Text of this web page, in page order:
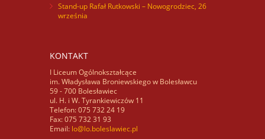
Stand-up Rafał Rutkowski – Nowogrodziec, 26
września
KONTAKT
I Liceum Ogólnokształcące
im. Władysława Broniewskiego w Bolesławcu
59 - 700 Bolesławiec
ul. H. i W. Tyrankiewiczów 11
Telefon: 075 732 24 19
Fax: 075 732 31 93
Email: lo@lo.boleslawiec.pl